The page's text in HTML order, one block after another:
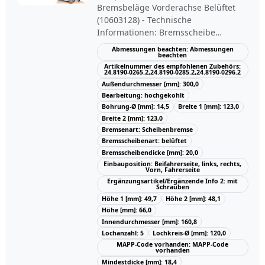
Bremsbeläge Vorderachse Belüftet
(10603128) - Technische
Informationen: Bremsscheibe
Vorderachse belüftet Durchmesser-Ø:
312,00 mm Bremssch.Dicke: 23,90
mm Höhe: 73,70 mm Lochanzahl: 5
Lochkreis-Ø: 120,00 mm
Bremsbelagsatz Vorderachse
Dicke/Stärke: 20,30 mm Breite: 155,10
mm Höhe: 68,30 mm ohne
Verschleißwarnkontakt für
Verschleißwarnanzeiger vorbereitet
Passend für Bremssystem: ATE. OE-
Nummern: BMW: 34116774875,
34116780711, 34116792219,
34116794917, 34116855006. Passend
für folgende Modelle: BMW 3 (E90),
BMW 3 Cabriolet (E93), BMW 3 Coupe
(E92), BMW 3 Touring (E91), BMW X1
(E84) HSN/TSN:
0005/BDW,0005/AWG,0005/AEB,0005/A
Abmessungen beachten: Abmessungen
beachten
Artikelnummer des empfohlenen Zubehörs:
24.8190-0265.2,24.8190-0285.2,24.8190-0296.2
Außendurchmesser [mm]: 300,0
Bearbeitung: hochgekohlt
Bohrung-Ø [mm]: 14,5
Breite 1 [mm]: 123,0
Breite 2 [mm]: 123,0
Bremsenart: Scheibenbremse
Bremsscheibenart: belüftet
Bremsscheibendicke [mm]: 20,0
Einbauposition: Beifahrerseite, links, rechts,
Vorn, Fahrerseite
Ergänzungsartikel/Ergänzende Info 2: mit
Schrauben
Höhe 1 [mm]: 49,7
Höhe 2 [mm]: 48,1
Höhe [mm]: 66,0
Innendurchmesser [mm]: 160,8
Lochanzahl: 5
Lochkreis-Ø [mm]: 120,0
MAPP-Code vorhanden: MAPP-Code
vorhanden
Mindestdicke [mm]: 18,4